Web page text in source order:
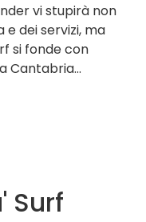
vi stupirà non
dei servizi, ma
si fonde con
Cantabria...
Surf